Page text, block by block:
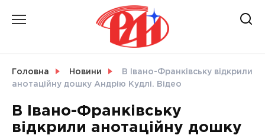
Головна Новини
В Івано-Франківську відкрили
анотаційну дошку Андрію Кудлі. Відео
В Івано-Франківську
відкрили анотаційну дошку